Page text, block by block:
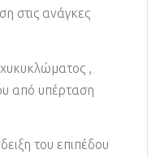
στις ανάγκες
,
από υπέρταση
του επιπέδου